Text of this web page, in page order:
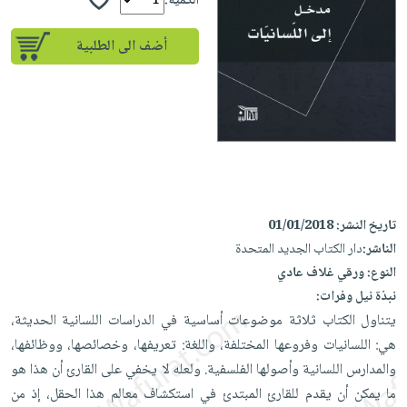
إختياراتنا
كتب
iKitab
على
Android
تحميل
iKitab
على
Apple
أسئلة
على
masmu3
على
Apple
المواضيع
الأكثر
وسائل
جوائز
تعليمية
جديد
العناية
الشخصية
العناية
وتصفيف
الشعر
العناية
بالجسم
المطبخ
والسفرة
جديد
الكل
أواني
الطهي
أدوات
متجر
الهدايا
أقسام
أضف الى الطلبية
تاريخ النشر:01/01/2018
الناشر:دار الكتاب الجديد المتحدة
النوع:ورقي غلاف عادي
نبذة نيل وفرات:
يتناول الكتاب ثلاثة موضوعات أساسية في الدراسات اللسانية الحديثة،
هي: اللسانيات وفروعها المختلفة، واللغة: تعريفها، وخصائصها، ووظائفها،
والمدارس اللسانية وأصولها الفلسفية. ولعله لا يخفي على القارئ أن هذا هو
ما يمكن أن يقدم للقارئ المبتدئ في استكشاف معالم هذا الحقل، إذ من